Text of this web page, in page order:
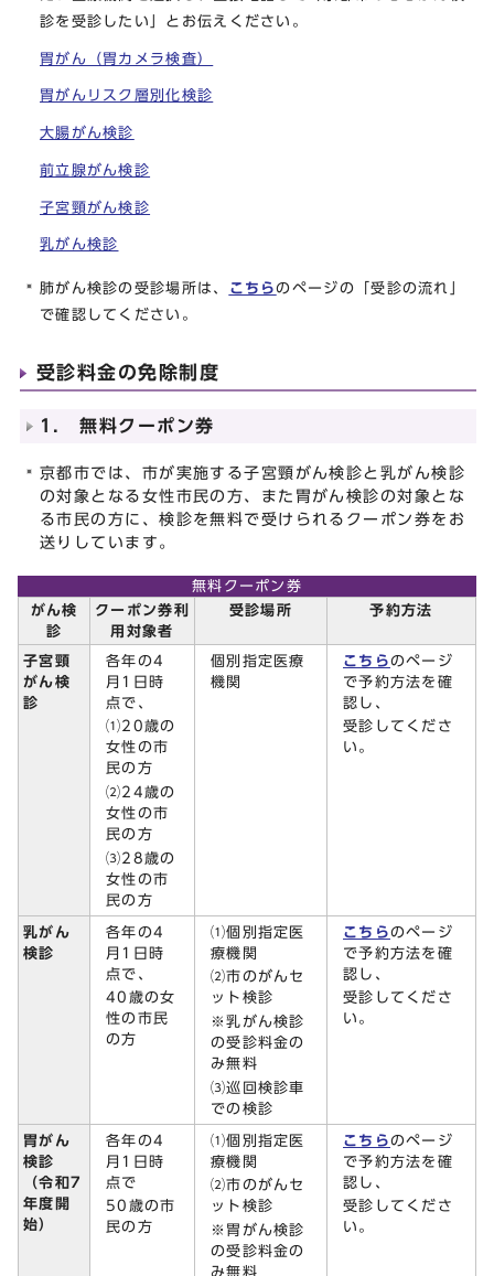
診を受診したい」とお伝えください。
胃がん（胃カメラ検査）
胃がんリスク層別化検診
大腸がん検診
前立腺がん検診
子宮頸がん検診
乳がん検診
肺がん検診の受診場所は、 こちらのページの「受診の流れ」
で確認してください。
受診料金の免除制度
1. 無料クーポン券
京都市では、市が実施する子宮頸がん検診と乳がん検診
の対象となる女性市民の方、また胃がん検診の対象とな
る市民の方に、検診を無料で受けられるクーポン券をお
送りしています。
無料クーポン券
がん検
診
クーポン券利
用対象者
受診場所 予約方法
子宮頸
がん検
診
各年の4
月1日時
点で、
⑴20歳の
女性の市
民の方
⑵24歳の
女性の市
民の方
⑶28歳の
女性の市
民の方
個別指定医療
機関
こちらのページ
で予約方法を確
認し、
受診してくださ
い。
乳がん
検診
各年の4
月1日時
点で、
40歳の女
性の市民
の方
⑴個別指定医
療機関
⑵市のがんセ
ット検診
※乳がん検診
の受診料金の
み無料
⑶巡回検診車
での検診
こちらのページ
で予約方法を確
認し、
受診してくださ
い。
胃がん
検診
（令和7
年度開
始）
各年の4
月1日時
点で
50歳の市
民の方
⑴個別指定医
療機関
⑵市のがんセ
ット検診
※胃がん検診
の受診料金の
み無料
こちらのページ
で予約方法を確
認し、
受診してくださ
い。